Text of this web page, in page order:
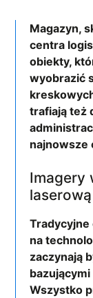
Magazyn,
centra
obiekty,
wyobrazić
trafiają też
najnowsze
Imagery
laserową
na
zaczynają
Wszystko